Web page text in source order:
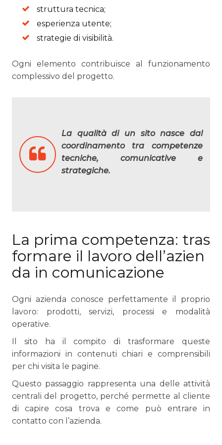
struttura tecnica;
esperienza utente;
strategie di visibilità.
Ogni elemento contribuisce al funzionamento
complessivo del progetto.
La qualità di un sito nasce dal
coordinamento tra competenze
tecniche, comunicative e
strategiche.
La prima competenza: tras
formare il lavoro dell’azien
da in comunicazione
Ogni azienda conosce perfettamente il proprio
lavoro: prodotti, servizi, processi e modalità
operative.
Il sito ha il compito di trasformare queste
informazioni in contenuti chiari e comprensibili
per chi visita le pagine.
Questo passaggio rappresenta una delle attività
centrali del progetto, perché permette al cliente
di capire cosa trova e come può entrare in
contatto con l’azienda.